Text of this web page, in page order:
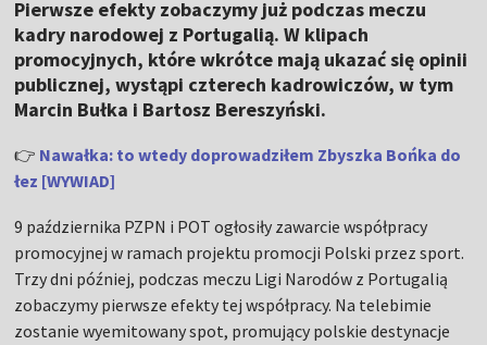
Pierwsze efekty zobaczymy już podczas meczu
kadry narodowej z Portugalią. W klipach
promocyjnych, które wkrótce mają ukazać się opinii
publicznej, wystąpi czterech kadrowiczów, w tym
Marcin Bułka i Bartosz Bereszyński.
👉 Nawałka: to wtedy doprowadziłem Zbyszka Bońka do
łez [WYWIAD]
9 października PZPN i POT ogłosiły zawarcie współpracy
promocyjnej w ramach projektu promocji Polski przez sport.
Trzy dni później, podczas meczu Ligi Narodów z Portugalią
zobaczymy pierwsze efekty tej współpracy. Na telebimie
zostanie wyemitowany spot, promujący polskie destynacje